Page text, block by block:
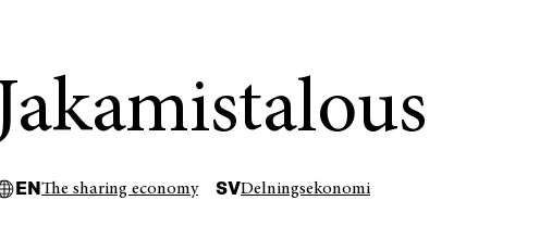
Jakamistalous
EN The sharing economy SVDelningsekonomi